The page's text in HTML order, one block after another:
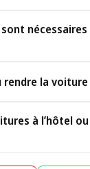
pas
en cours de
électronique
rendre la
indiquez-nous
Pour les
à l’hôtel